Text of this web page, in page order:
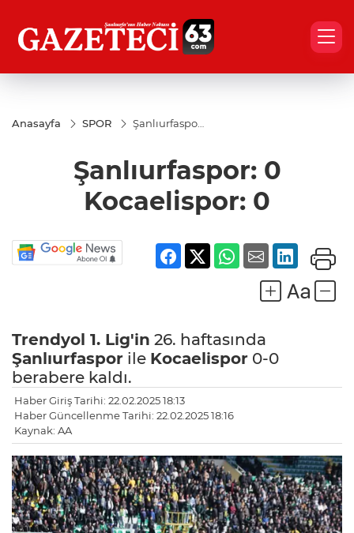
Anasayfa SPOR
Şanlıurfaspor:
Şanlıurfaspor: 0
Kocaelispor: 0
Trendyol 1. Lig'in 26. haftasında
Şanlıurfaspor ile Kocaelispor 0-0
berabere kaldı.
Haber Giriş Tarihi: 22.02.2025 18:13
Haber Güncellenme Tarihi: 22.02.2025 18:16
Kaynak: AA